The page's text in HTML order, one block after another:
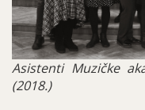
Asistenti Muzičke
(2018.)